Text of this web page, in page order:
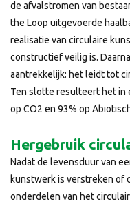
de afvalstromen van
the Loop uitgevoerde
realisatie van circulaire
constructief veilig is.
aantrekkelijk: het leidt tot
Ten slotte resulteert het in
op CO2 en 93% op
Hergebruik
Nadat de levensduur van
kunstwerk is verstreken of
onderdelen van het